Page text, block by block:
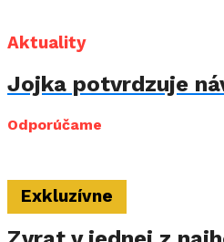
Aktuality
Jojka potvrdzuje
Odporúčame
Exkluzívne